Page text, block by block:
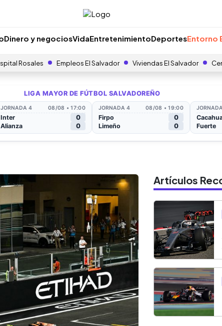
Dinero y negociosVidaEntretenimientoDeportesEntorno
Rosales Empleos El Salvador Viviendas El Salvador
Artículos